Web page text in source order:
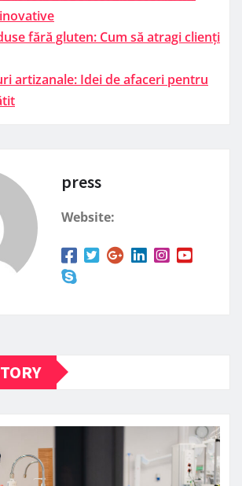
fără gluten: Cum să atragi clienți
artizanale: Idei de afaceri pentru
press
Website: